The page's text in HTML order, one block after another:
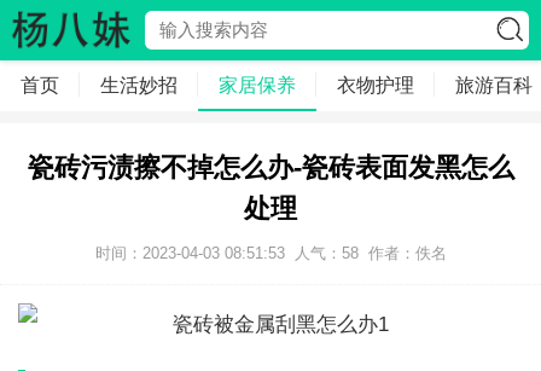
首页 生活妙招 家居保养 衣物护理 旅游百科
瓷砖污渍擦不掉怎么办-瓷砖表面发黑怎么
处理
时间：2023-04-03 08:51:53 人气： 58 作者： 佚名